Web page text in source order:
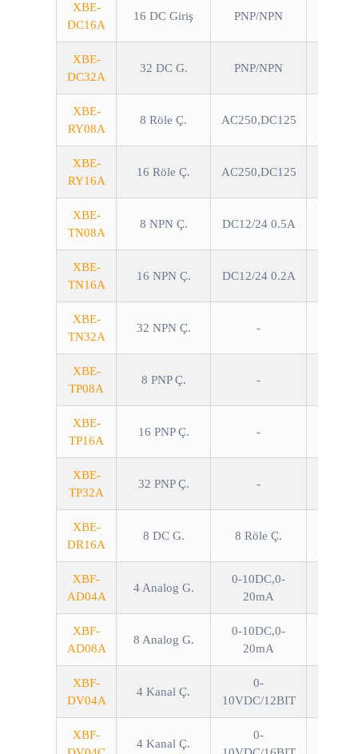
XBE-
DC16A
16 DC Giriş PNP/NPN
XBE-
DC32A
32 DC G. PNP/NPN
XBE-
RY08A
8 Röle Ç. AC250,DC125
XBE-
RY16A
16 Röle Ç. AC250,DC125
XBE-
TN08A
8 NPN Ç. DC12/24 0.5A
XBE-
TN16A
16 NPN Ç. DC12/24 0.2A
XBE-
TN32A
32 NPN Ç. -
XBE-
TP08A
8 PNP Ç. -
XBE-
TP16A
16 PNP Ç. -
XBE-
TP32A
32 PNP Ç. -
XBE-
DR16A
8 DC G. 8 Röle Ç.
XBF-
AD04A
4 Analog G.
0-10DC,0-
20mA
XBF-
AD08A
8 Analog G.
0-10DC,0-
20mA
XBF-
DV04A
4 Kanal Ç.
0-
10VDC/12BIT
XBF-
4 Kanal Ç.
0-